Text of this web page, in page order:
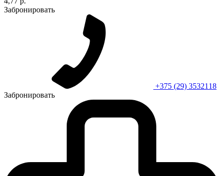
Забронировать
+375 (29) 3532118
Забронировать